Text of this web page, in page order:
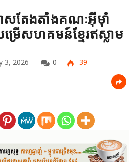
ាសតែងតាំងគណៈអ៊ីម៉ាំ
បម្រើសហគមន៍ខ្មែរឥស្លាម
3, 2026 0
39